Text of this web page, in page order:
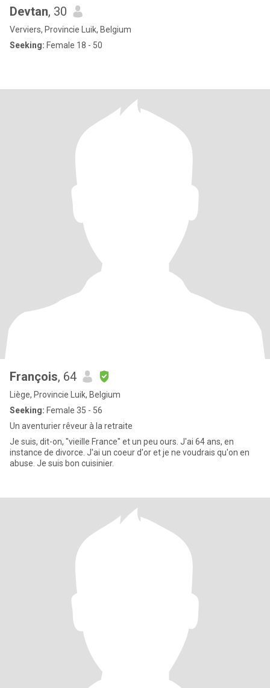
Devtan, 30
Verviers, Provincie Luik, Belgium
Seeking: Female 18 - 50
François, 64
Liège, Provincie Luik, Belgium
Seeking: Female 35 - 56
Un aventurier rêveur à la retraite
Je suis, dit-on, "vieille France" et un peu ours. J'ai 64 ans, en
instance de divorce. J'ai un coeur d'or et je ne voudrais qu'on en
abuse. Je suis bon cuisinier.